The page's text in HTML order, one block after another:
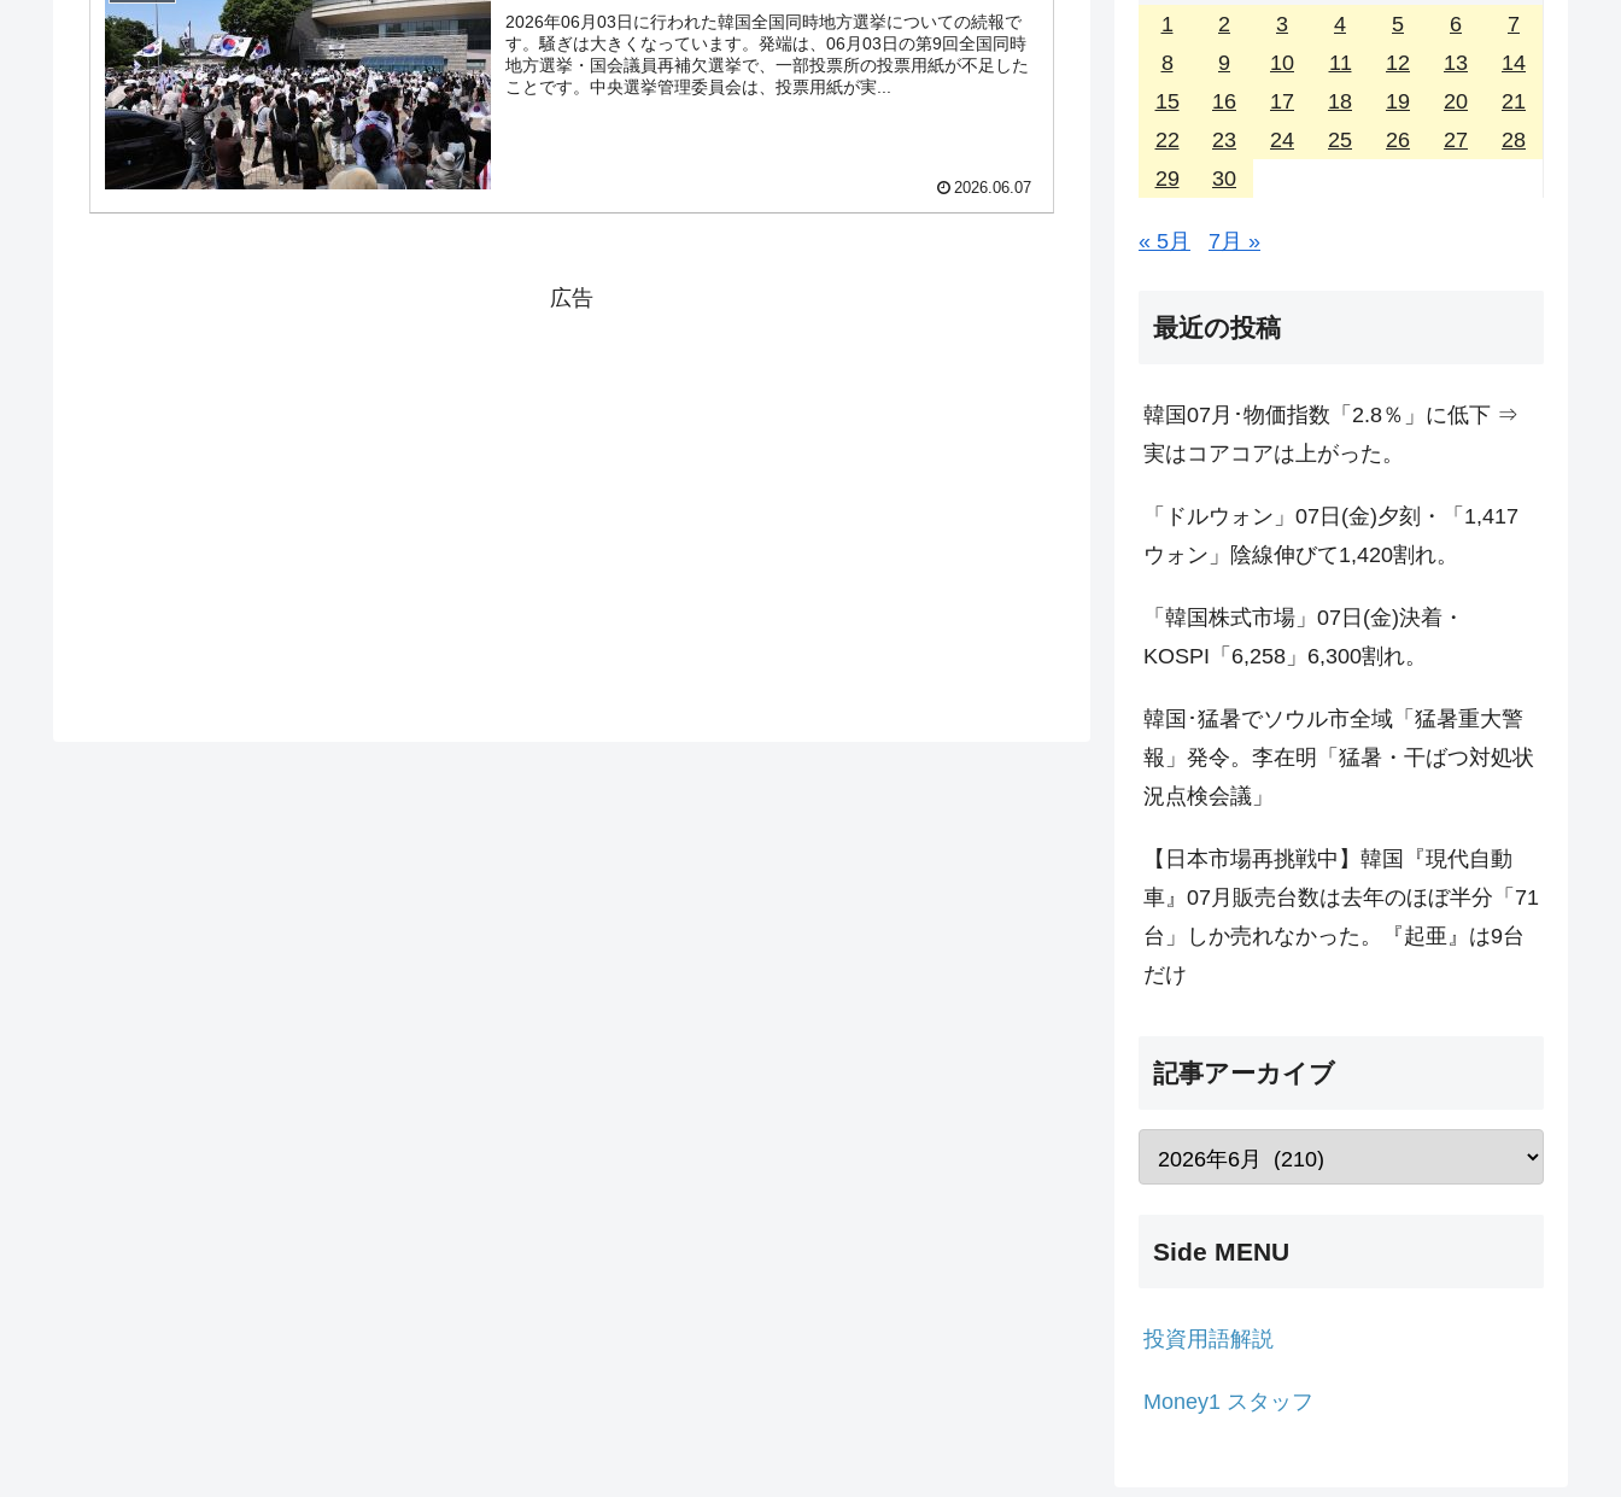
2026年06月03日に行われた韓国全国同時地方選挙についての続報で
す。騒ぎは大きくなっています。発端は、06月03日の第9回全国同時
地方選挙・国会議員再補欠選挙で、一部投票所の投票用紙が不足した
ことです。中央選挙管理委員会は、投票用紙が実...
2026.06.07
広告
1 2 3 4 5 6
7
8
9 10 11 12 13
14
15
16 17 18 19 20
21
22
23 24 25 26 27
28
29
30
« 5月 7月 »
最近の投稿
韓国07月･物価指数「2.8％」に低下 ⇒
実はコアコアは上がった。
「ドルウォン」07日(金)夕刻・「1,417
ウォン」陰線伸びて1,420割れ。
「韓国株式市場」07日(金)決着・
KOSPI「6,258」6,300割れ。
韓国･猛暑でソウル市全域「猛暑重大警
報」発令。李在明「猛暑・干ばつ対処状
況点検会議」
【日本市場再挑戦中】韓国『現代自動
車』07月販売台数は去年のほぼ半分「71
台」しか売れなかった。『起亜』は9台
だけ
記事アーカイブ
Side MENU
投資用語解説
Money1 スタッフ